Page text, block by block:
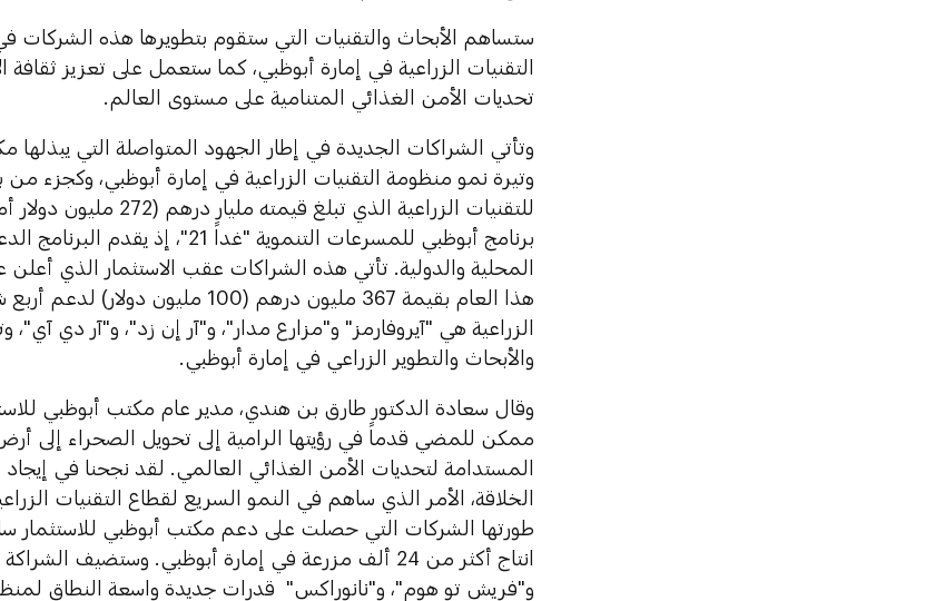
ستساهم الأبحاث والتقنيات التي ستقوم بتطويرها هذه الشركات
التقنيات الزراعية في إمارة أبوظبي، كما ستعمل على تعزيز ثقافة
تحديات الأمن الغذائي المتنامية على مستوى العالم.
وتأتي الشراكات الجديدة في إطار الجهود المتواصلة التي يبذلها
وتيرة نمو منظومة التقنيات الزراعية في إمارة أبوظبي، وكجزء
للتقنيات الزراعية الذي
برنامج أبوظبي للمسرعات التنموية "غداً
المحلية والدولية. تأتي هذه الشراكات عقب الاستثمار الذي
هذا العام بقيمة 367 مليون درهم (100
الزراعية هي "آيروفارمز" و"مزارع مدار"، و"آر إن زد"، و"آر دي
والأبحاث والتطوير الزراعي في إمارة أبوظبي.
وقال سعادة الدكتور طارق بن هندي، مدير عام مكتب أبوظبي
ممكن للمضي قدماً في رؤيتها الرامية إلى تحويل الصحراء إلى
المستدامة لتحديات الأمن الغذائي العالمي. لقد نجحنا في إيجاد
الخلاقة، الأمر الذي ساهم في النمو السريع لقطاع التقنيات
طورتها الشركات التي حصلت على دعم مكتب أبوظبي للاستثمار
انتاج أكثر من 24 ألف مزرعة في إمارة أبوظبي. وستضيف
و"فريش تو هوم"، و"نانوراكس" قدرات جديدة واسعة النطاق